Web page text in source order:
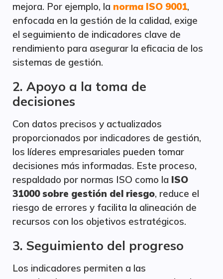
mejora. Por ejemplo, la norma ISO 9001,
enfocada en la gestión de la calidad, exige
el seguimiento de indicadores clave de
rendimiento para asegurar la eficacia de los
sistemas de gestión.
2. Apoyo a la toma de
decisiones
Con datos precisos y actualizados
proporcionados por indicadores de gestión,
los líderes empresariales pueden tomar
decisiones más informadas. Este proceso,
respaldado por normas ISO como la ISO
31000 sobre gestión del riesgo, reduce el
riesgo de errores y facilita la alineación de
recursos con los objetivos estratégicos.
3. Seguimiento del progreso
Los indicadores permiten a las